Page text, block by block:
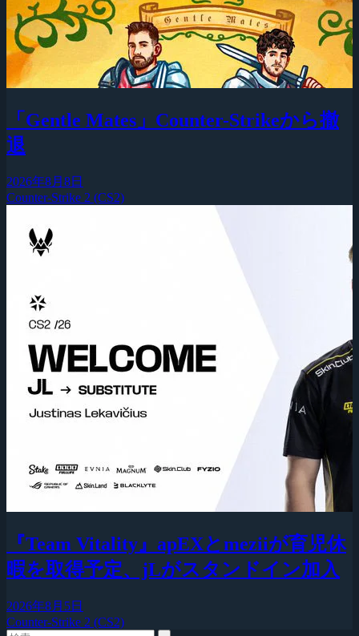
「Gentle Mates」Counter-Strikeから撤
退
2026年8月8日
Counter-Strike 2 (CS2)
『Team Vitality』apEXとmeziiが育児休
暇を取得予定、jLがスタンドイン加入
2026年8月5日
Counter-Strike 2 (CS2)